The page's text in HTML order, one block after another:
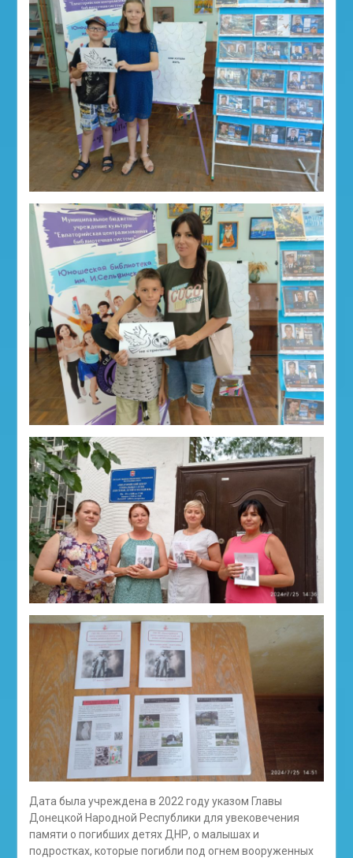
Дата была учреждена в 2022 году указом Главы
Донецкой Народной Республики для увековечения
памяти о погибших детях ДНР, о малышах и
подростках, которые погибли под огнем вооруженных